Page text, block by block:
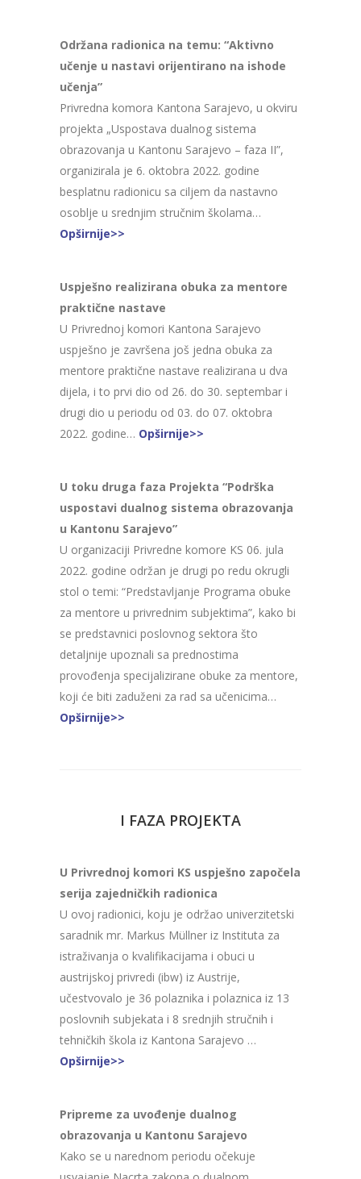
Održana radionica na temu: “Aktivno
učenje u nastavi orijentirano na ishode
učenja”
Privredna komora Kantona Sarajevo, u okviru
projekta „Uspostava dualnog sistema
obrazovanja u Kantonu Sarajevo – faza II”,
organizirala je 6. oktobra 2022. godine
besplatnu radionicu sa ciljem da nastavno
osoblje u srednjim stručnim školama…
Opširnije>>
Uspješno realizirana obuka za mentore
praktične nastave
U Privrednoj komori Kantona Sarajevo
uspješno je završena još jedna obuka za
mentore praktične nastave realizirana u dva
dijela, i to prvi dio od 26. do 30. septembar i
drugi dio u periodu od 03. do 07. oktobra
2022. godine… Opširnije>>
U toku druga faza Projekta “Podrška
uspostavi dualnog sistema obrazovanja
u Kantonu Sarajevo”
U organizaciji Privredne komore KS 06. jula
2022. godine održan je drugi po redu okrugli
stol o temi: “Predstavljanje Programa obuke
za mentore u privrednim subjektima”, kako bi
se predstavnici poslovnog sektora što
detaljnije upoznali sa prednostima
provođenja specijalizirane obuke za mentore,
koji će biti zaduženi za rad sa učenicima…
Opširnije>>
I FAZA PROJEKTA
U Privrednoj komori KS uspješno započela
serija zajedničkih radionica
U ovoj radionici, koju je održao univerzitetski
saradnik mr. Markus Müllner iz Instituta za
istraživanja o kvalifikacijama i obuci u
austrijskoj privredi (ibw) iz Austrije,
učestvovalo je 36 polaznika i polaznica iz 13
poslovnih subjekata i 8 srednjih stručnih i
tehničkih škola iz Kantona Sarajevo …
Opširnije>>
Pripreme za uvođenje dualnog
obrazovanja u Kantonu Sarajevo
Kako se u narednom periodu očekuje